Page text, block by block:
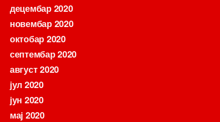
децембар 2020
новембар 2020
октобар 2020
септембар 2020
август 2020
јул 2020
јун 2020
мај 2020